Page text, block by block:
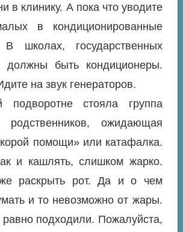
в клинику. А пока что уводите
в кондиционированные
школах, государственных
должны быть кондиционеры.
на звук генераторов.
подворотне стояла группа
родственников, ожидающая
помощи» или катафалка.
и кашлять, слишком жарко.
раскрыть рот. Да и о чем
и то невозможно от жары.
подходили. Пожалуйста,